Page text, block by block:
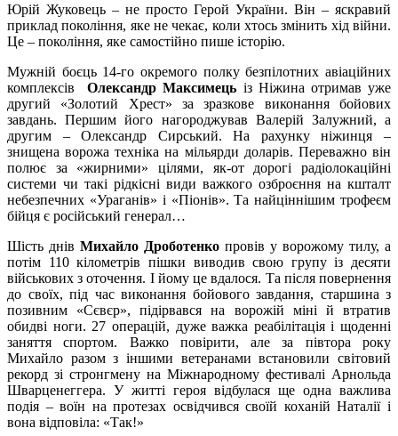
Юрій Жуковець – не просто Герой України. Він – яскравий
приклад покоління, яке не чекає, коли хтось змінить хід війни.
Це – покоління, яке самостійно пише історію.
Мужній боєць 14-го окремого полку безпілотних авіаційних
комплексівОлександр Максимець із Ніжина отримав уже
другий «Золотий Хрест» за зразкове виконання бойових
завдань. Першим його нагороджував Валерій Залужний, а
другим – Олександр Сирський. На рахунку ніжинця –
знищена ворожа техніка на мільярди доларів. Переважно він
полює за «жирними» цілями, як-от дорогі радіолокаційні
системи чи такі рідкісні види важкого озброєння на кшталт
небезпечних «Ураганів» і «Піонів». Та найціннішим трофеєм
бійця є російський генерал…
Шість днів Михайло Дроботенко провів у ворожому тилу, а
потім 110 кілометрів пішки виводив свою групу із десяти
військових з оточення. І йому це вдалося. Та після повернення
до своїх, під час виконання бойового завдання, старшина з
позивним «Сєвєр», підірвався на ворожій міні й втратив
обидві ноги. 27 операцій, дуже важка реабілітація і щоденні
заняття спортом. Важко повірити, але за півтора року
Михайло разом з іншими ветеранами встановили світовий
рекорд зі стронгмену на Міжнародному фестивалі Арнольда
Шварценеггера. У житті героя відбулася ще одна важлива
подія – воїн на протезах освідчився своїй коханій Наталії і
вона відповіла: «Так!»